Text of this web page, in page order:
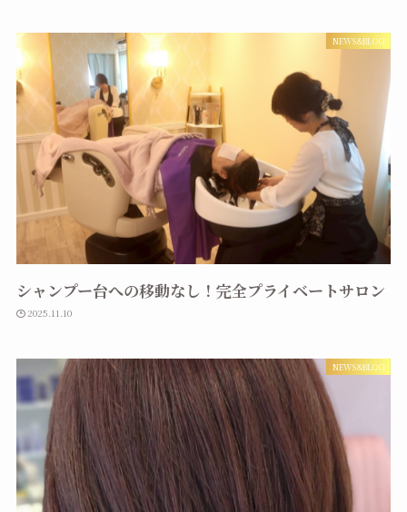
NEWS&BLOG
シャンプー台への移動なし！完全プライベートサロン
2025.11.10
NEWS&BLOG